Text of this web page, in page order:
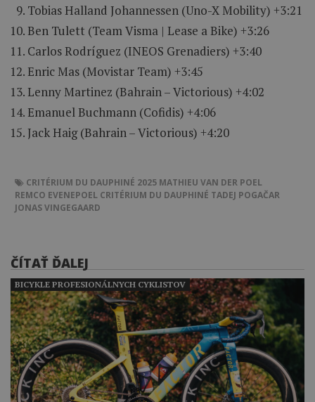
Tobias Halland Johannessen (Uno-X Mobility) +3:21
Ben Tulett (Team Visma | Lease a Bike) +3:26
Carlos Rodríguez (INEOS Grenadiers) +3:40
Enric Mas (Movistar Team) +3:45
Lenny Martinez (Bahrain – Victorious) +4:02
Emanuel Buchmann (Cofidis) +4:06
Jack Haig (Bahrain – Victorious) +4:20
CRITÉRIUM DU DAUPHINÉ 2025 MATHIEU VAN DER POEL
REMCO EVENEPOEL CRITÉRIUM DU DAUPHINÉ TADEJ POGAČAR
JONAS VINGEGAARD
ČÍTAŤ ĎALEJ
BICYKLE PROFESIONÁLNYCH CYKLISTOV